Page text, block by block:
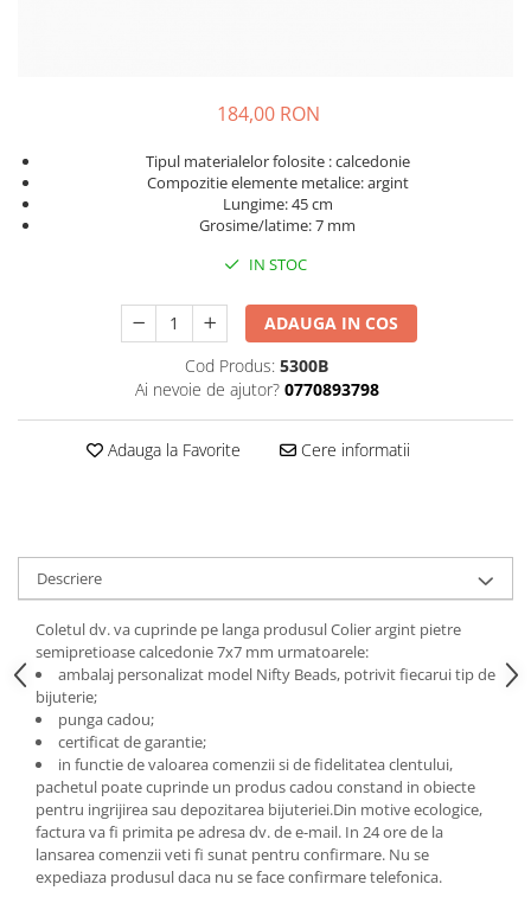
184,00 RON
Tipul materialelor folosite : calcedonie
Compozitie elemente metalice: argint
Lungime: 45 cm
Grosime/latime: 7 mm
IN STOC
ADAUGA IN COS
Cod Produs: 5300B
Ai nevoie de ajutor? 0770893798
Adauga la Favorite Cere informatii
Descriere
Coletul dv. va cuprinde pe langa produsul Colier argint pietre
semipretioase calcedonie 7x7 mm urmatoarele:
ambalaj personalizat model Nifty Beads, potrivit fiecarui tip de
bijuterie;
punga cadou;
certificat de garantie;
in functie de valoarea comenzii si de fidelitatea clentului,
pachetul poate cuprinde un produs cadou constand in obiecte
pentru ingrijirea sau depozitarea bijuteriei.Din motive ecologice,
factura va fi primita pe adresa dv. de e-mail. In 24 ore de la
lansarea comenzii veti fi sunat pentru confirmare. Nu se
expediaza produsul daca nu se face confirmare telefonica.